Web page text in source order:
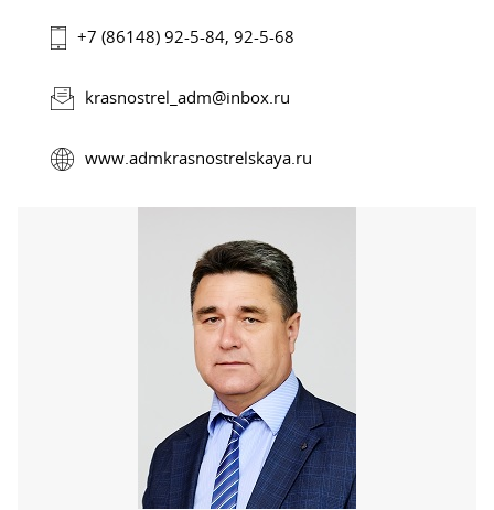
+7 (86148) 92-5-84, 92-5-68
krasnostrel_adm@inbox.ru
www.admkrasnostrelskaya.ru